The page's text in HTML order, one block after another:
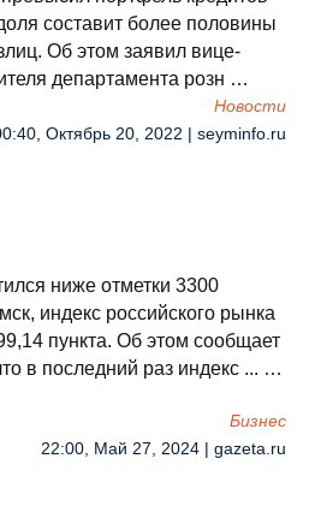
составит более половины
Об этом заявил вице-
департамента розн …
Новости
Октябрь 20, 2022 | seyminfo.ru
ниже отметки 3300
индекс российского рынка
пункта. Об этом сообщает
в последний раз индекс ... …
Бизнес
22:00, Май 27, 2024 | gazeta.ru